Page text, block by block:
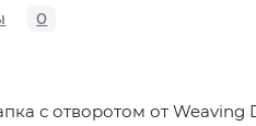
0
с отворотом от Weaving